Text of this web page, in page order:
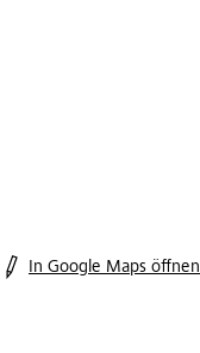
In Google Maps öffnen